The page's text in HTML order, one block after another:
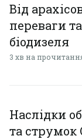
Від
переваги
біодизеля
3 хв на
Наслідки
та струмок